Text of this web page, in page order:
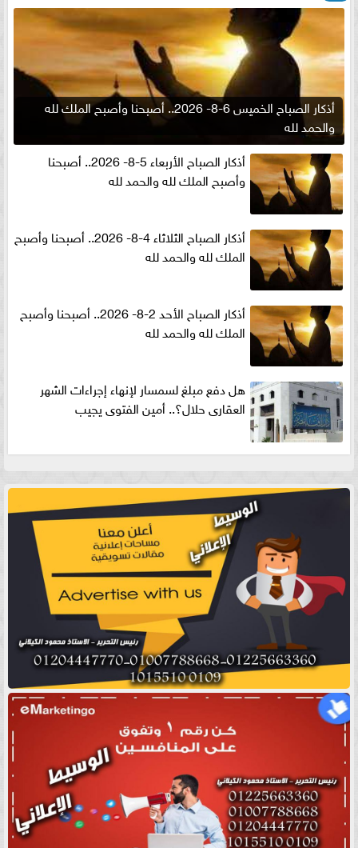
أذكار الصباح الخميس 6-8- 2026.. أصبحنا وأصبح الملك لله
والحمد لله
أذكار الصباح الأربعاء 5-8- 2026.. أصبحنا
وأصبح الملك لله والحمد لله
أذكار الصباح الثلاثاء 4-8- 2026.. أصبحنا وأصبح
الملك لله والحمد لله
أذكار الصباح الأحد 2-8- 2026.. أصبحنا وأصبح
الملك لله والحمد لله
هل دفع مبلغ لسمسار لإنهاء إجراءات الشهر
العقارى حلال؟.. أمين الفتوى يجيب